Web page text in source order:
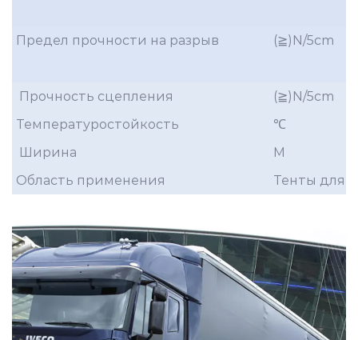
Предел прочности на разрыв (≧)N/5cm
Прочность сцепления
(≧)N/5cm
Температуростойкость
℃
Ширина
M
Область применения
Тенты для